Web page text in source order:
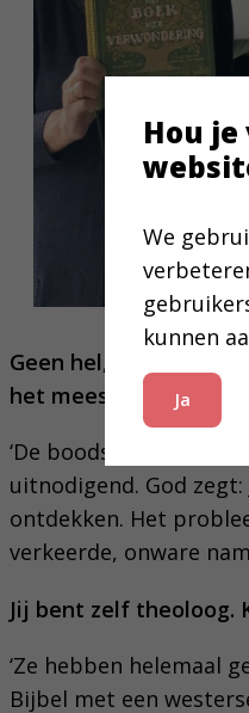
Geen hel, geen
het meeste aan?
‘De boodschap dat
uitnodigend. God
ontdekken. Het
verkeerde, onware
Jij bent zelf theoloog.
‘Ze hebben helemaal
Bijbel met een
Hou
We
kunnen
Ja